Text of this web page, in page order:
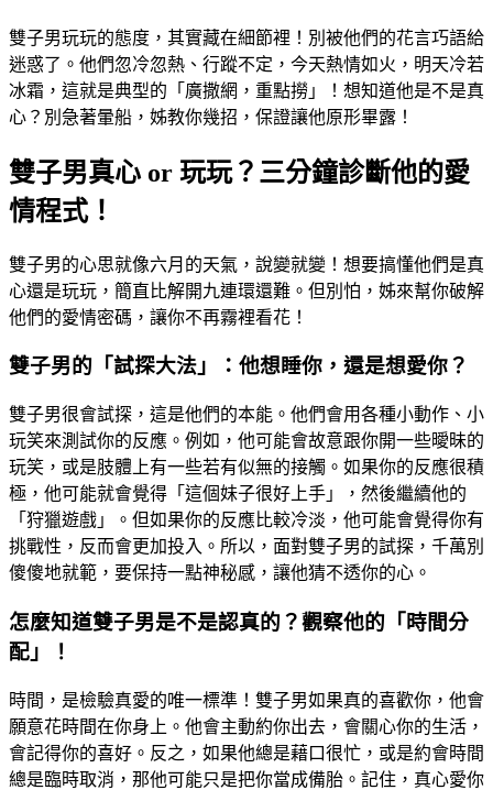
雙子男玩玩的態度，其實藏在細節裡！別被他們的花言巧語給
迷惑了。他們忽冷忽熱、行蹤不定，今天熱情如火，明天冷若
冰霜，這就是典型的「廣撒網，重點撈」！想知道他是不是真
心？別急著暈船，姊教你幾招，保證讓他原形畢露！
雙子男真心 or 玩玩？三分鐘診斷他的愛
情程式！
雙子男的心思就像六月的天氣，說變就變！想要搞懂他們是真
心還是玩玩，簡直比解開九連環還難。但別怕，姊來幫你破解
他們的愛情密碼，讓你不再霧裡看花！
雙子男的「試探大法」：他想睡你，還是想愛你？
雙子男很會試探，這是他們的本能。他們會用各種小動作、小
玩笑來測試你的反應。例如，他可能會故意跟你開一些曖昧的
玩笑，或是肢體上有一些若有似無的接觸。如果你的反應很積
極，他可能就會覺得「這個妹子很好上手」，然後繼續他的
「狩獵遊戲」。但如果你的反應比較冷淡，他可能會覺得你有
挑戰性，反而會更加投入。所以，面對雙子男的試探，千萬別
傻傻地就範，要保持一點神秘感，讓他猜不透你的心。
怎麼知道雙子男是不是認真的？觀察他的「時間分
配」！
時間，是檢驗真愛的唯一標準！雙子男如果真的喜歡你，他會
願意花時間在你身上。他會主動約你出去，會關心你的生活，
會記得你的喜好。反之，如果他總是藉口很忙，或是約會時間
總是臨時取消，那他可能只是把你當成備胎。記住，真心愛你